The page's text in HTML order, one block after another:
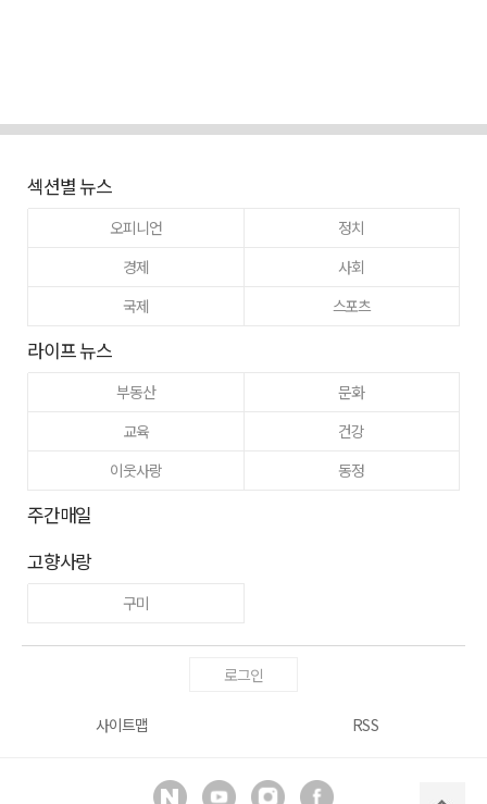
섹션별 뉴스
오피니언
정치
경제
사회
국제
스포츠
라이프 뉴스
부동산
문화
교육
건강
이웃사랑
동정
주간매일
고향사랑
구미
로그인
사이트맵 RSS